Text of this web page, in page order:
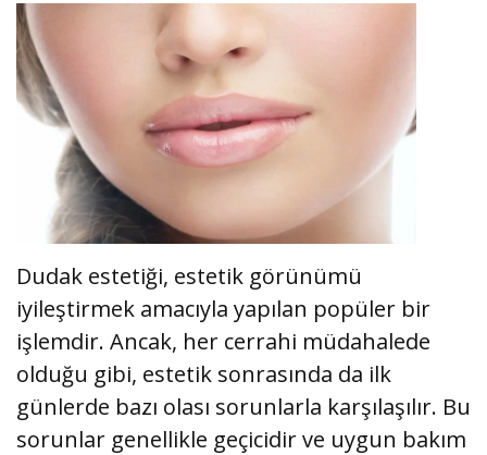
Dudak estetiği, estetik görünümü
iyileştirmek amacıyla yapılan popüler bir
işlemdir. Ancak, her cerrahi müdahalede
olduğu gibi, estetik sonrasında da ilk
günlerde bazı olası sorunlarla karşılaşılır. Bu
sorunlar genellikle geçicidir ve uygun bakım